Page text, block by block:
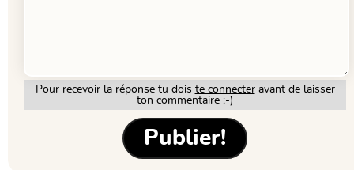
Pour recevoir la réponse tu dois te connecteravant de laisser
ton commentaire ;-)